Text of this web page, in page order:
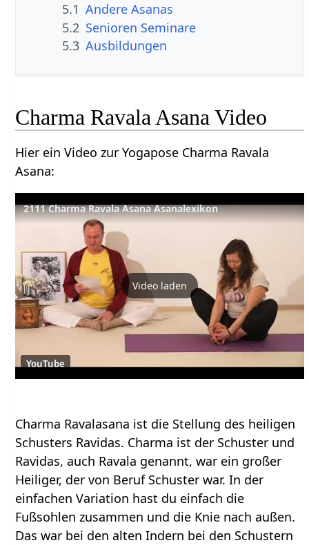
5.1 Andere Asanas
5.2 Senioren Seminare
5.3 Ausbildungen
Charma Ravala Asana Video
Hier ein Video zur Yogapose Charma Ravala
Asana:
2111 Charma Ravala Asana Asanalexikon
Video laden
YouTube
Charma Ravalasana ist die Stellung des heiligen
Schusters Ravidas. Charma ist der Schuster und
Ravidas, auch Ravala genannt, war ein großer
Heiliger, der von Beruf Schuster war. In der
einfachen Variation hast du einfach die
Fußsohlen zusammen und die Knie nach außen.
Das war bei den alten Indern bei den Schustern